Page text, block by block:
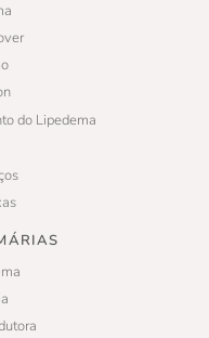
do Lipedema